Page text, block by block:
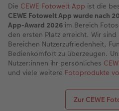
Die CEWE Fotowelt App ist die
CEWE Fotowelt App wurde nach
App-Award 2026 im Bereich
den ersten Platz erreicht. Wir
Bereichen Nutzerzufriedenheit,
Bedienkomfort zu überzeugen.
Nutzer:innen ihr persönliches
und viele weitere Fotoprodukte
Zur CEWE